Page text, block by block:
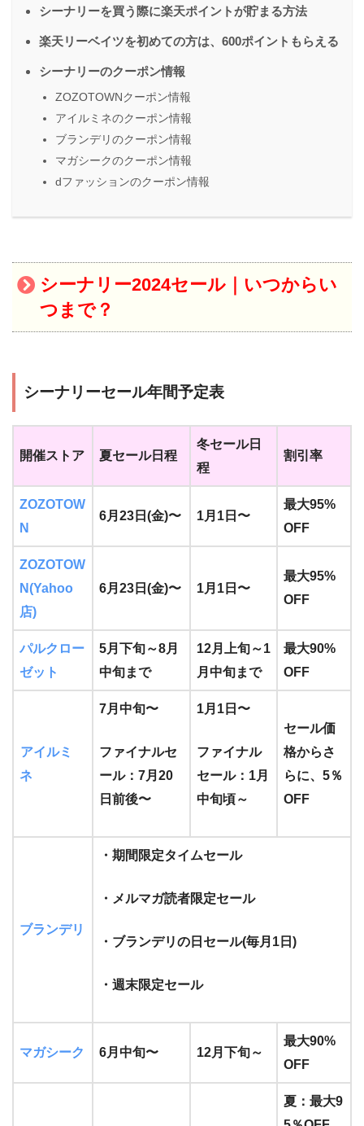
シーナリーを買う際に楽天ポイントが貯まる方法
楽天リーベイツを初めての方は、600ポイントもらえる
シーナリーのクーポン情報
ZOZOTOWNクーポン情報
アイルミネのクーポン情報
ブランデリのクーポン情報
マガシークのクーポン情報
dファッションのクーポン情報
シーナリー2024セール｜いつからい
つまで？
シーナリーセール年間予定表
開催ストア 夏セール日程
冬セール日
程
割引率
ZOZOTOW
N
6月23日(金)〜 1月1日〜
最大95%
OFF
ZOZOTOW
N(Yahoo
店)
6月23日(金)〜 1月1日〜
最大95%
OFF
パルクロー
ゼット
5月下旬～8月
中旬まで
12月上旬～1
月中旬まで
最大90%
OFF
アイルミ
ネ
7月中旬〜
ファイナルセ
ール：7月20
日前後〜
1月1日〜
ファイナル
セール：1月
中旬頃～
セール価
格からさ
らに、5％
OFF
ブランデリ
・期間限定タイムセール
・メルマガ読者限定セール
・ブランデリの日セール(毎月1日)
・週末限定セール
マガシーク 6月中旬〜 12月下旬～
最大90%
OFF
夏：最大9